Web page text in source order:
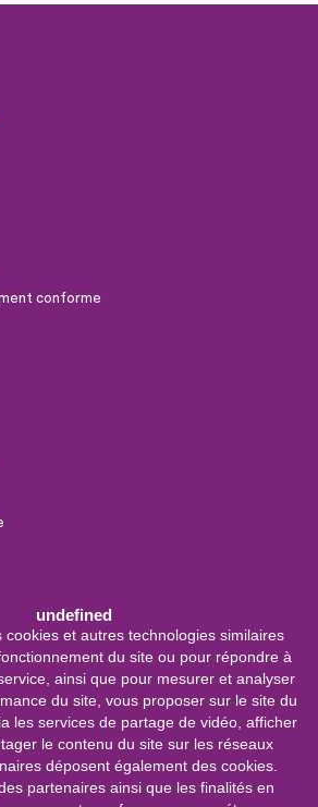
undefined
cookies et autres technologies similaires
du site ou pour répondre à
ainsi que pour mesurer et analyser
du site, vous proposer sur le site du
les services de partage de vidéo, afficher
le contenu du site sur les réseaux
déposent également des cookies.
partenaires ainsi que les finalités en
conforme